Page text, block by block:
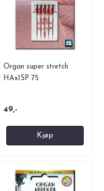
Organ super stretch
HAx1SP 75
49,-
Kjøp